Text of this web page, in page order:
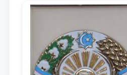
dayjesti